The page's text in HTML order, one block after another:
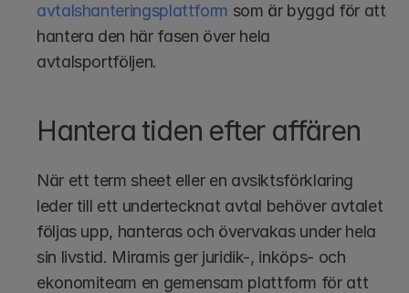
avtalshanteringsplattform som är byggd för att
hantera den här fasen över hela
avtalsportföljen.
Hantera tiden efter affären
När ett term sheet eller en avsiktsförklaring
leder till ett undertecknat avtal behöver avtalet
följas upp, hanteras och övervakas under hela
sin livstid. Miramis ger juridik-, inköps- och
ekonomiteam en gemensam plattform för att